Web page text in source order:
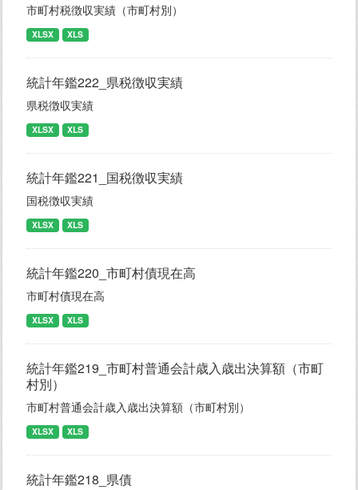
市町村税徴収実績（市町村別）
XLSX XLS
統計年鑑222_県税徴収実績
県税徴収実績
XLSX XLS
統計年鑑221_国税徴収実績
国税徴収実績
XLSX XLS
統計年鑑220_市町村債現在高
市町村債現在高
XLSX XLS
統計年鑑219_市町村普通会計歳入歳出決算額（市町
村別）
市町村普通会計歳入歳出決算額（市町村別）
XLSX XLS
統計年鑑218_県債